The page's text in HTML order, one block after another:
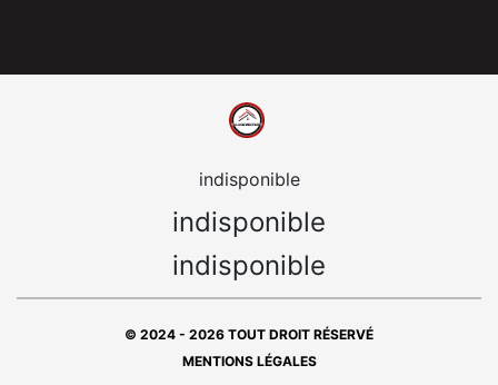
indisponible
indisponible
indisponible
© 2024 - 2026 TOUT DROIT RÉSERVÉ
MENTIONS LÉGALES